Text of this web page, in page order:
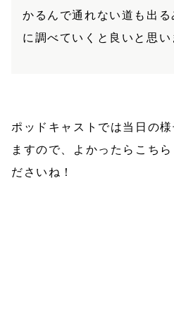
かるんで通れない道も出
に調べていくと良いと思い
ポッドキャストでは当日の
ますので、よかったらこち
ださいね！